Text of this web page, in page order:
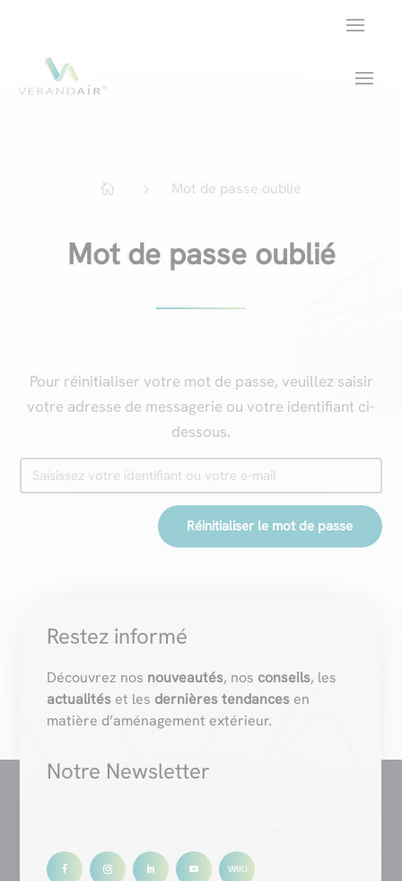
 5 Mot de passe oublié
Mot de passe oublié
Pour réinitialiser votre mot de passe, veuillez saisir
votre adresse de messagerie ou votre identifiant ci-
dessous.
Restez informé
Découvrez nos nouveautés, nos conseils, les
actualités et les dernières tendances en
matière d’aménagement extérieur.
Notre Newsletter